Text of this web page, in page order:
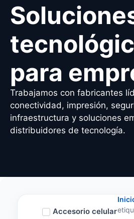
para
Trabajamos con fabricantes
conectividad, impresión,
infraestructura y soluciones
distribuidores de tecnología.
Accesorio celular